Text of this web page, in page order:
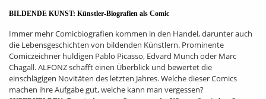
BILDENDE KUNST: Künstler-Biografien als Comic
Immer mehr Comicbiografien kommen in den Handel, darunter auch
die Lebensgeschichten von bildenden Künstlern. Prominente
Comiczeichner huldigen Pablo Picasso, Edvard Munch oder Marc
Chagall. ALFONZ schafft einen Überblick und bewertet die
einschlägigen Novitäten des letzten Jahres. Welche dieser Comics
machen ihre Aufgabe gut, welche kann man vergessen?